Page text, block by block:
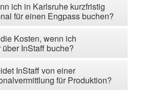
ich in Karlsruhe kurzfristig
für einen Engpass buchen?
Kosten, wenn ich
InStaff buche?
InStaff von einer
für Produktion?